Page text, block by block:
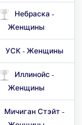
Небраска -
Женщины
УСК - Женщины
Иллинойс -
Женщины
Мичиган Стэйт -